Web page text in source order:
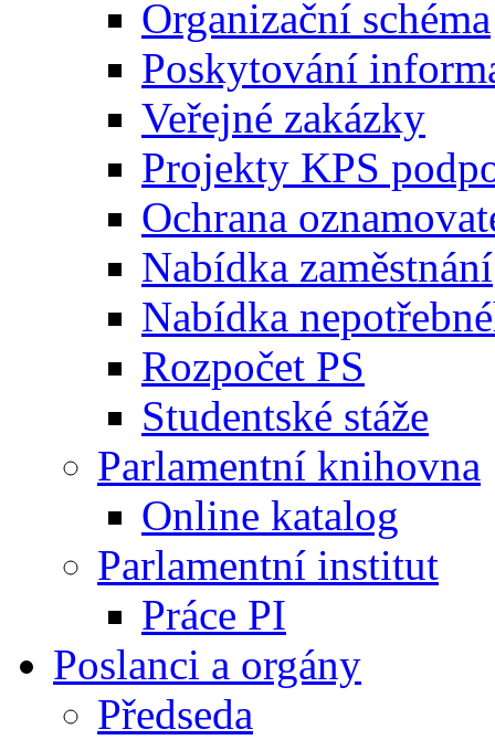
Organizační schéma
Poskytování
Veřejné zakázky
Projekty KPS
Ochrana
Nabídka zaměstnání
Nabídka
Rozpočet PS
Studentské stáže
Parlamentní knihovna
Online katalog
Parlamentní institut
Práce PI
Poslanci a orgány
Předseda